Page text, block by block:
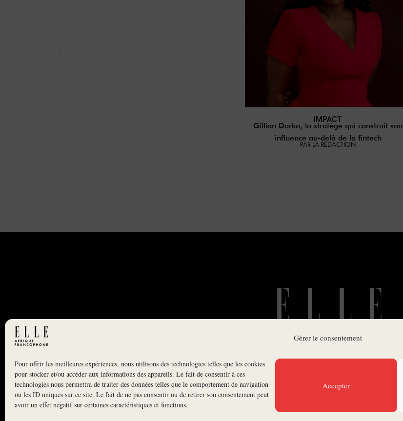
Gérer le consentement
Pour offrir les meilleures expériences, nous utilisons des technologies telles que les cookies
pour stocker et/ou accéder aux informations des appareils. Le fait de consentir à ces
technologies nous permettra de traiter des données telles que le comportement de navigation
ou les ID uniques sur ce site. Le fait de ne pas consentir ou de retirer son consentement peut
avoir un effet négatif sur certaines caractéristiques et fonctions.
Accepter
IMPACT
Gillian Darko, la stratège qui construit son
influence au-delà de la fintech
PAR LA RÉDACTION
NEWSLETTER
S'INSCRIRE À LA NEWSLETTER